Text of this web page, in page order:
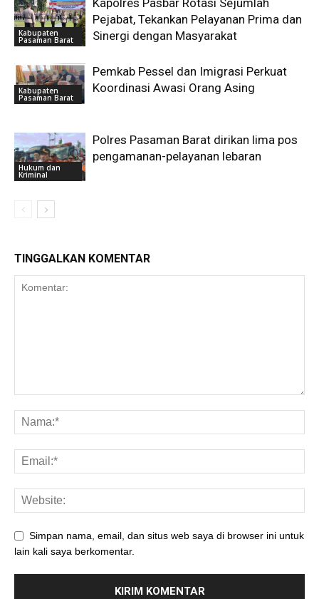
Kabupaten
Pasaman Barat
Kapolres Pasbar Rotasi Sejumlah
Pejabat, Tekankan Pelayanan Prima dan
Sinergi dengan Masyarakat
Kabupaten
Pasaman Barat
Pemkab Pessel dan Imigrasi Perkuat
Koordinasi Awasi Orang Asing
Hukum dan
Kriminal
Polres Pasaman Barat dirikan lima pos
pengamanan-pelayanan lebaran
TINGGALKAN KOMENTAR
Simpan nama, email, dan situs web saya di browser ini untuk
lain kali saya berkomentar.